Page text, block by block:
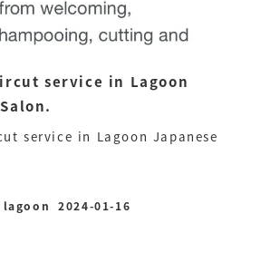
service in Lagoon
service in Lagoon Japanese
lagoon
Published
2024-01-16